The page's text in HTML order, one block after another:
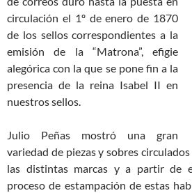
circulación el 1º de enero de 1870
de los sellos correspondientes a la
emisión de la “Matrona”, efigie
alegórica con la que se pone fin a la
presencia de la reina Isabel II en
nuestros sellos.
Julio Peñas mostró una gran
variedad de piezas y sobres
las distintas marcas y a partir de
proceso de estampación de estas